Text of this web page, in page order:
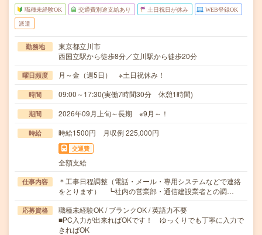
職種未経験OK 交通費別途支給あり 土日祝日が休み WEB登録OK
派遣
勤務地
東京都立川市
西国立駅から徒歩8分／立川駅から徒歩20分
曜日頻度 月～金（週5日） ※土日祝休み！
時間 09:00～17:30(実働7時間30分 休憩1時間)
期間 2026年09月上旬～長期 ※9月～！
時給 時給1500円 月収例 225,000円
交通費
全額支給
仕事内容
＊工事日程調整（電話・メール・専用システムなどで連絡
をとります） ┗社内の営業部・通信建設業者との調…
応募資格
職種未経験OK / ブランクOK / 英語力不要
■PC入力が出来ればOKです！ ゆっくりでも丁寧に入力で
きればOK